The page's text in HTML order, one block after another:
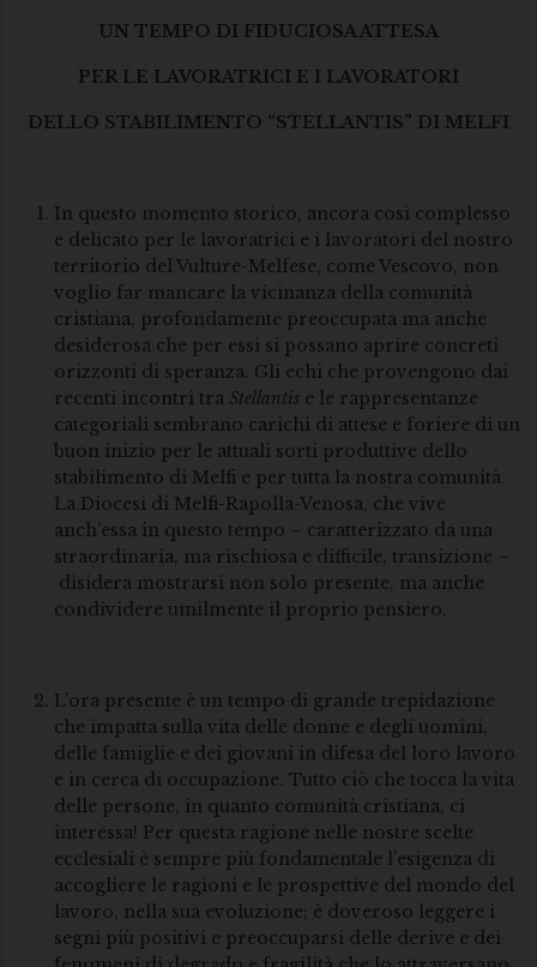
UN TEMPO DI FIDUCIOSA ATTESA
PER LE LAVORATRICI E I LAVORATORI
DELLO STABILIMENTO “STELLANTIS” DI MELFI
In questo momento storico, ancora così complesso
e delicato per le lavoratrici e i lavoratori del nostro
territorio del Vulture-Melfese, come Vescovo, non
voglio far mancare la vicinanza della comunità
cristiana, profondamente preoccupata ma anche
desiderosa che per essi si possano aprire concreti
orizzonti di speranza. Gli echi che provengono dai
recenti incontri tra Stellantis e le rappresentanze
categoriali sembrano carichi di attese e foriere di un
buon inizio per le attuali sorti produttive dello
stabilimento di Melfi e per tutta la nostra comunità.
La Diocesi di Melfi-Rapolla-Venosa, che vive
anch’essa in questo tempo – caratterizzato da una
straordinaria, ma rischiosa e difficile, transizione –
disidera mostrarsi non solo presente, ma anche
condividere umilmente il proprio pensiero.
L’ora presente è un tempo di grande trepidazione
che impatta sulla vita delle donne e degli uomini,
delle famiglie e dei giovani in difesa del loro lavoro
e in cerca di occupazione. Tutto ciò che tocca la vita
delle persone, in quanto comunità cristiana, ci
interessa! Per questa ragione nelle nostre scelte
ecclesiali è sempre più fondamentale l’esigenza di
accogliere le ragioni e le prospettive del mondo del
lavoro, nella sua evoluzione; è doveroso leggere i
segni più positivi e preoccuparsi delle derive e dei